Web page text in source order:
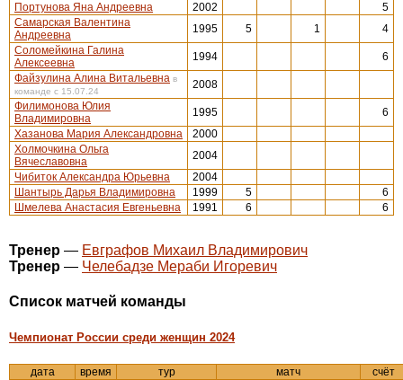
Портунова Яна Андреевна
2002
5
Самарская Валентина
Андреевна
1995 5 1
4
Соломейкина Галина
Алексеевна
1994
6
Файзулина Алина Витальевна в
команде с 15.07.24
2008
Филимонова Юлия
Владимировна
1995
6
Хазанова Мария Александровна
2000
Холмочкина Ольга
Вячеславовна
2004
Чибиток Александра Юрьевна
2004
Шантырь Дарья Владимировна
1999 5
6
Шмелева Анастасия Евгеньевна
1991 6 6
Тренер — Евграфов Михаил Владимирович
Тренер — Челебадзе Мераби Игоревич
Cписок матчей команды
Чемпионат России среди женщин 2024
дата время тур матч счёт